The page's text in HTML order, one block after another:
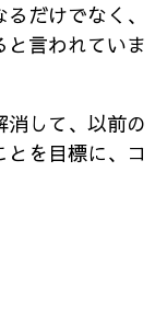
だけでなく、
言われていま
して、以前の
を目標に、コ